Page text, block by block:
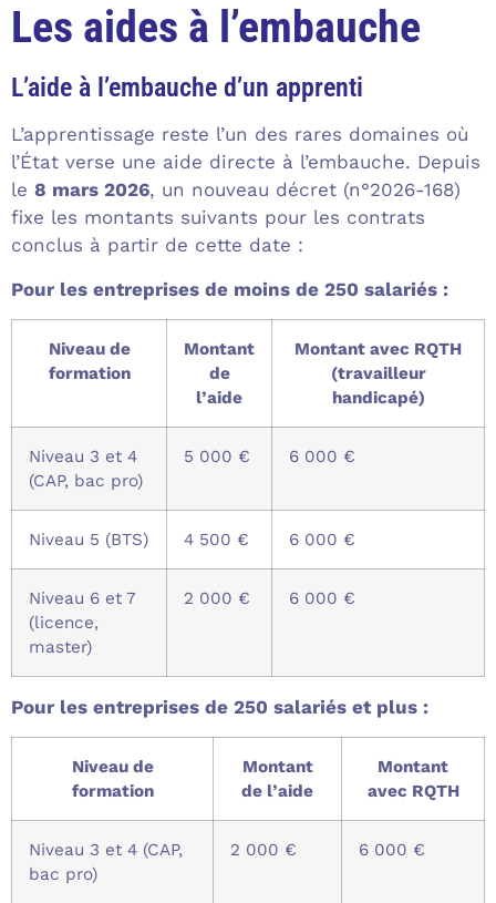
Les aides à l’embauche
L’aide à l’embauche d’un apprenti
L’apprentissage reste l’un des rares domaines où
l’État verse une aide directe à l’embauche. Depuis
le 8 mars 2026, un nouveau décret (n°2026-168)
fixe les montants suivants pour les contrats
conclus à partir de cette date :
Pour les entreprises de moins de 250 salariés :
Niveau de
formation
Montant
de
l’aide
Montant avec RQTH
(travailleur
handicapé)
Niveau 3 et 4
(CAP, bac pro)
5 000 € 6 000 €
Niveau 5 (BTS) 4 500 € 6 000 €
Niveau 6 et 7
(licence,
master)
2 000 € 6 000 €
Pour les entreprises de 250 salariés et plus :
Niveau de
formation
Montant
de l’aide
Montant
avec RQTH
Niveau 3 et 4 (CAP,
bac pro)
2 000 € 6 000 €